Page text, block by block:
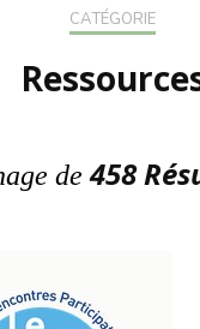
CATÉGORIE
de458